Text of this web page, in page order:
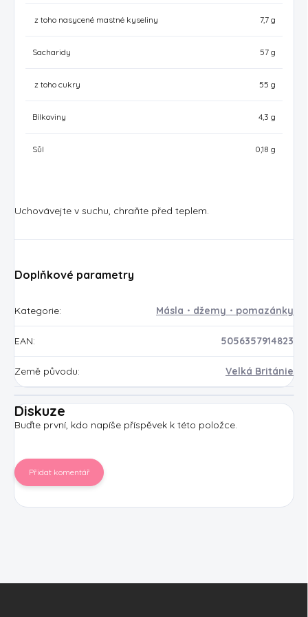
z toho nasycené mastné kyseliny 7,7 g
Sacharidy 57 g
z toho cukry 55 g
Bílkoviny 4,3 g
Sůl 0,18 g
Uchovávejte v suchu, chraňte před teplem.
Doplňkové parametry
Kategorie: Másla・džemy・pomazánky
EAN: 5056357914823
Země původu: Velká Británie
Diskuze
Buďte první, kdo napíše příspěvek k této položce.
Přidat komentář